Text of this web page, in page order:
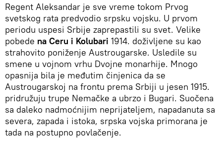
Regent Aleksandar je sve vreme tokom Prvog
svetskog rata predvodio srpsku vojsku. U prvom
periodu uspesi Srbije zaprepastili su svet. Velike
pobede na Ceru i Kolubari 1914. doživljene su kao
strahovito poniženje Austrougarske. Usledile su
smene u vojnom vrhu Dvojne monarhije. Mnogo
opasnija bila je međutim činjenica da se
Austrougarskoj na frontu prema Srbiji u jesen 1915.
pridružuju trupe Nemačke a ubrzo i Bugari. Suočena
sa daleko nadmoćnijim neprijateljem, napadanuta sa
severa, zapada i istoka, srpska vojska primorana je
tada na postupno povlačenje.